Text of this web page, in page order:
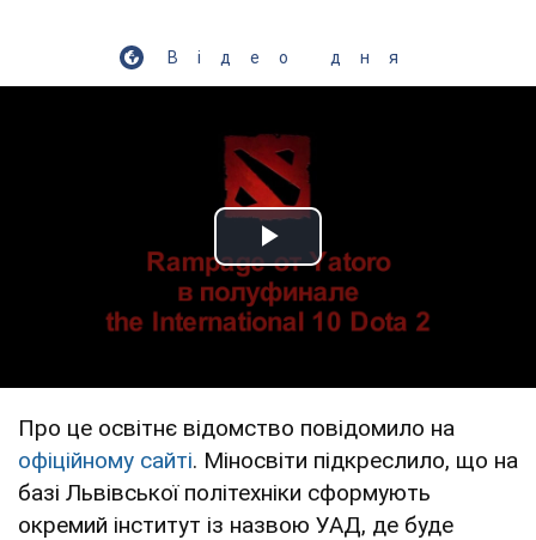
Відео дня
Play Video
Про це освітнє відомство повідомило на
офіційному сайті. Міносвіти підкреслило, що на
базі Львівської політехніки сформують
окремий інститут із назвою УАД, де буде